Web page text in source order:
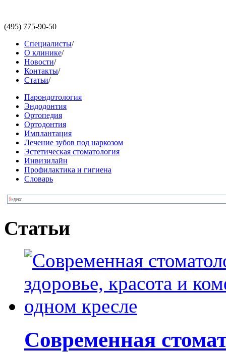
(495) 775-90-50
Специалисты/
О клинике/
Новости/
Контакты/
Статьи/
Парондотология
Эндодонтия
Ортопедия
Ортодонтия
Имплантация
Лечение зубов под наркозом
Эстетическая стоматология
Инвизилайн
Профилактика и гигиена
Словарь
Статьи
Современная